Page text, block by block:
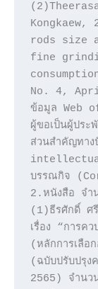
rods size
fine
No. 4,
ข้อมูล Web
ผู้ขอเป็นผู้ป
ส่วนสำคัญท
บรรณกิจ
2.หนังสือ จำ
(1)ธีรศักดิ์ ศ
เรื่อง “การค
(หลักการเลือ
(ฉบับปรับปรุ
2565) จำนว